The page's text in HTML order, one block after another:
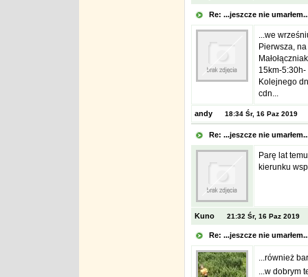
Re: ...jeszcze nie
...we
Pierwsza,
15km-5:30h-
Kolejnego
cdn...
andy 18:34 Śr, 16 Paz 2019
Re: ...jeszcze nie
Parę lat
kierunku
Kuno 21:32 Śr, 16 Paz 2019
Re: ...jeszcze nie
...również
...w dobrym